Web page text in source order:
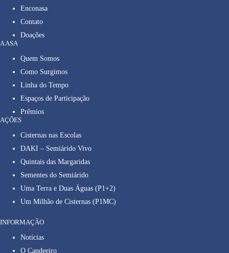
Enconasa
Contato
Doações
A ASA
Quem Somos
Como Surgimos
Linha do Tempo
Espaços de Participação
Prêmios
AÇÕES
Cisternas nas Escolas
DAKI – Semiárido Vivo
Quintais das Margaridas
Sementes do Semiárido
Uma Terra e Duas Águas (P1+2)
Um Milhão de Cisternas (P1MC)
INFORMAÇÃO
Notícias
O Candeeiro